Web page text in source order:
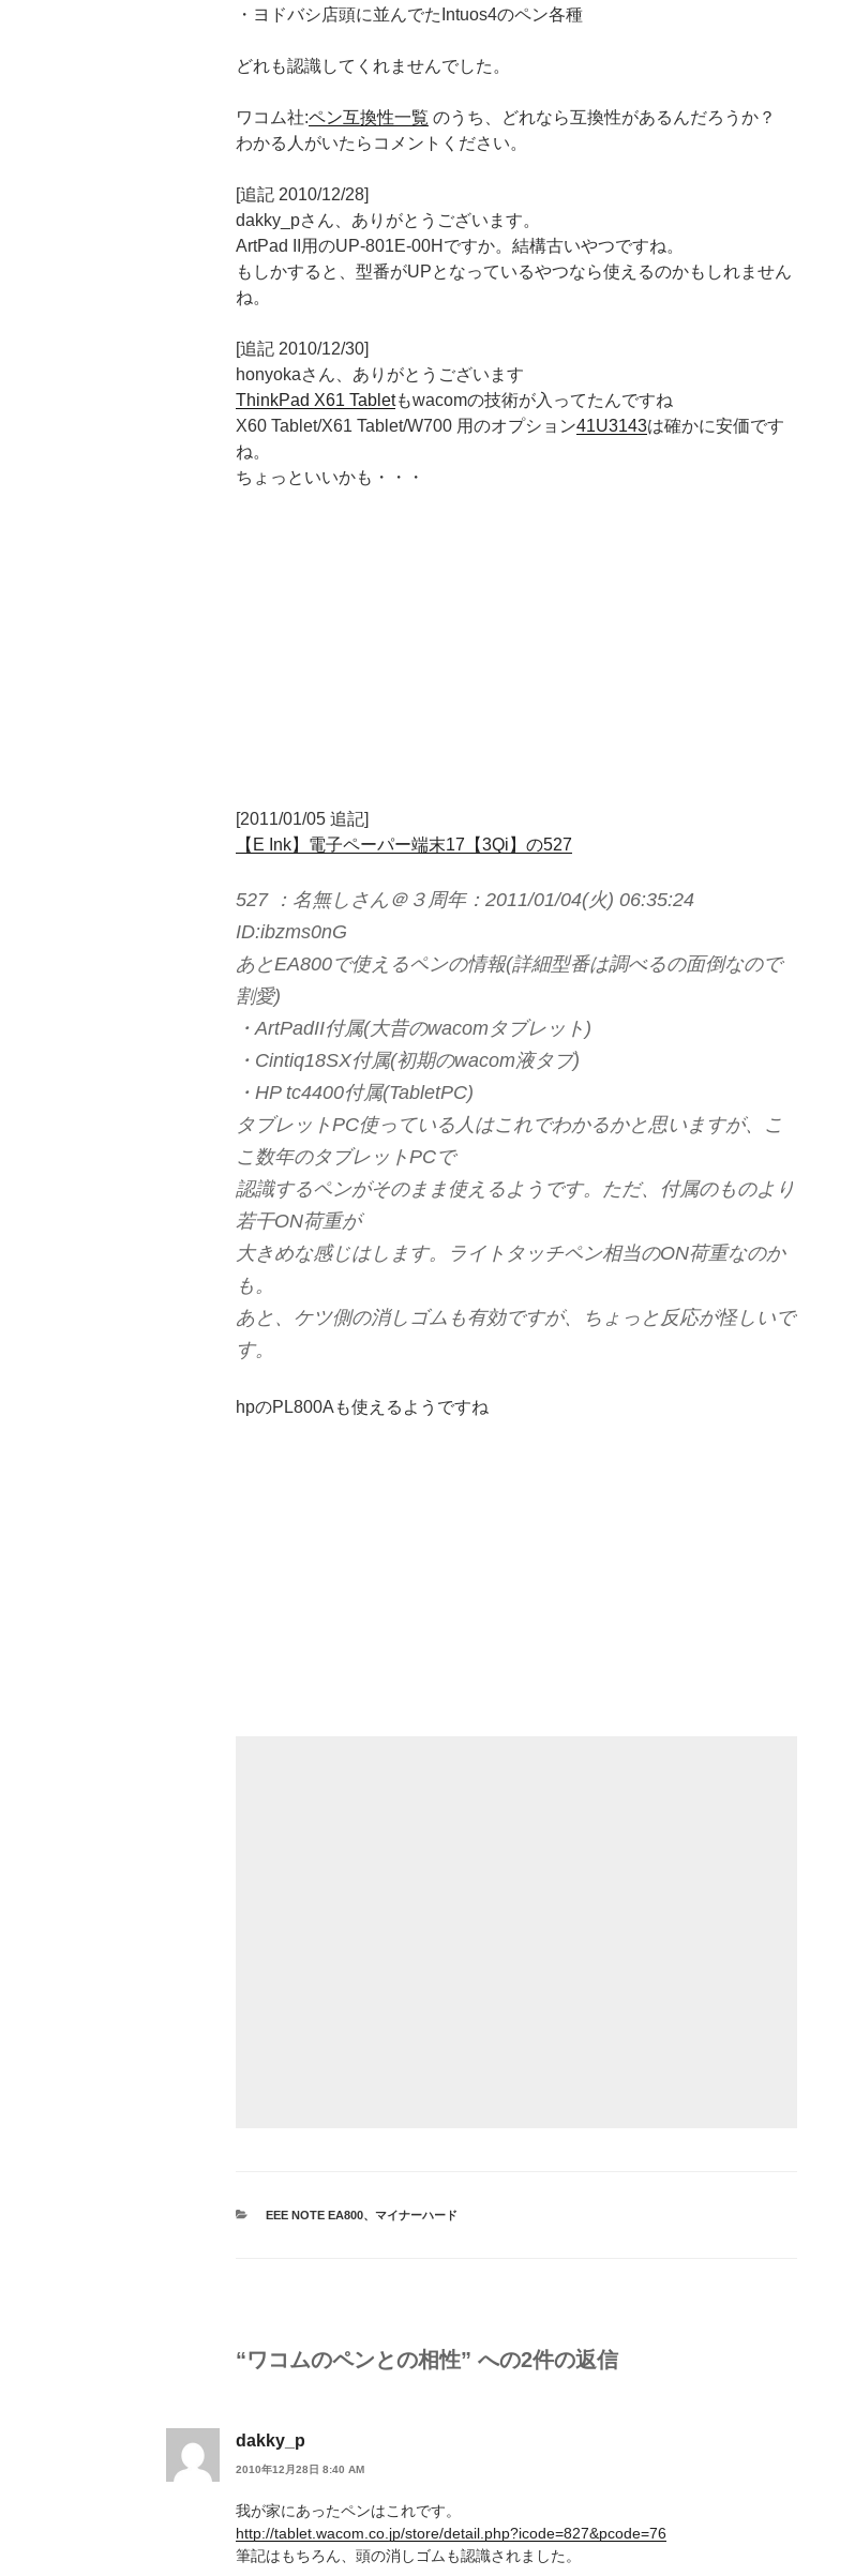
・ヨドバシ店頭に並んでたIntuos4のペン各種
どれも認識してくれませんでした。
ワコム社:ペン互換性一覧 のうち、どれなら互換性があるんだろうか？
わかる人がいたらコメントください。
[追記 2010/12/28]
dakky_pさん、ありがとうございます。
ArtPad II用のUP-801E-00Hですか。結構古いやつですね。
もしかすると、型番がUPとなっているやつなら使えるのかもしれません
ね。
[追記 2010/12/30]
honyokaさん、ありがとうございます
ThinkPad X61 Tabletもwacomの技術が入ってたんですね
X60 Tablet/X61 Tablet/W700 用のオプション41U3143は確かに安価です
ね。
ちょっといいかも・・・
[2011/01/05 追記]
【E Ink】電子ペーパー端末17【3Qi】の527
527 ：名無しさん＠３周年：2011/01/04(火) 06:35:24
ID:ibzms0nG
あとEA800で使えるペンの情報(詳細型番は調べるの面倒なので
割愛)
・ArtPadII付属(大昔のwacomタブレット)
・Cintiq18SX付属(初期のwacom液タブ)
・HP tc4400付属(TabletPC)
タブレットPC使っている人はこれでわかるかと思いますが、こ
こ数年のタブレットPCで
認識するペンがそのまま使えるようです。ただ、付属のものより
若干ON荷重が
大きめな感じはします。ライトタッチペン相当のON荷重なのか
も。
あと、ケツ側の消しゴムも有効ですが、ちょっと反応が怪しいで
す。
hpのPL800Aも使えるようですね
カ
EEE NOTE EA800、 マイナーハード
“ワコムのペンとの相性” への2件の返信
dakky_p
2010年12月28日 8:40 AM
我が家にあったペンはこれです。
http://tablet.wacom.co.jp/store/detail.php?icode=827&pcode=76
筆記はもちろん、頭の消しゴムも認識されました。